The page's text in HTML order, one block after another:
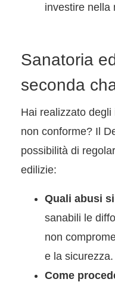
investire nella
Sanatoria
seconda
Hai realizzato
non conforme? Il
possibilità di
edilizie:
Quali abusi
sanabili le
non
e la sicurezza.
Come